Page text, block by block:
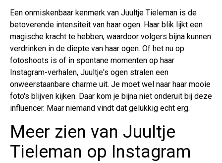
Een onmiskenbaar kenmerk van Juultje Tieleman is de
betoverende intensiteit van haar ogen. Haar blik lijkt een
magische kracht te hebben, waardoor volgers bijna kunnen
verdrinken in de diepte van haar ogen. Of het nu op
fotoshoots is of in spontane momenten op haar
Instagram-verhalen, Juultje's ogen stralen een
onweerstaanbare charme uit. Je moet wel naar haar mooie
foto's blijven kijken. Daar kom je bijna niet onderuit bij deze
influencer. Maar niemand vindt dat gelukkig echt erg.
Meer zien van Juultje
Tieleman op Instagram